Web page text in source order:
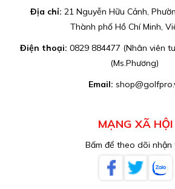
Địa chỉ: 21 Nguyễn Hữu Cảnh,
Thành phố Hồ Chí Minh,
Điện thoại: 0829 884477 (Nhân viên
(Ms.Phương)
Email:
MẠNG XÃ HỘI
Bấm để theo dõi nhận